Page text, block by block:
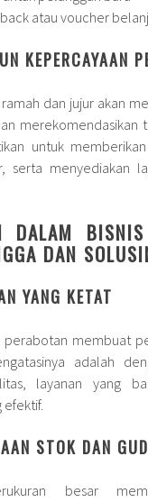
atau voucher
KEPERCAYAAN
dan jujur akan
merekomendasikan
untuk
serta menyediakan
DALAM BISNIS
DAN
YANG KETAT
perabotan membuat
adalah
layanan yang
efektif.
STOK DAN
besar